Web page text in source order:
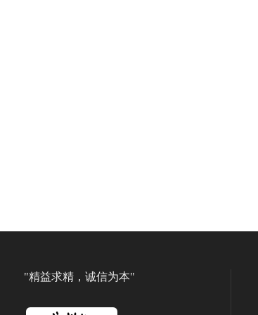
"精益求精，诚信为本"